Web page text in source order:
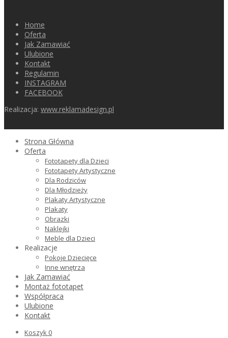
Home
Oferta
Jak Zamawiać
Ulubione
Kontakt
Regulamin
INSTAGRAM
FACEBOOK
Realizacja: www.reklamadesign.pl
Strona Główna
Oferta
Fototapety dla Dzieci
Fototapety Artystyczne
Dla Rodziców
Dla Młodzieży
Plakaty Artystyczne
Plakaty
Obrazki
Naklejki
Meble dla Dzieci
Realizacje
Pokoje Dziecięce
Inne wnętrza
Jak Zamawiać
Montaż fototapet
Współpraca
Ulubione
Kontakt
Koszyk 0